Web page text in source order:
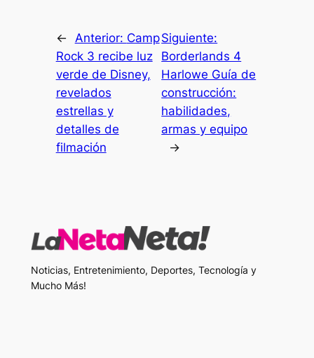
← Anterior: Camp
Rock 3 recibe luz
verde de Disney,
revelados
estrellas y
detalles de
filmación
Siguiente:
Borderlands 4
Harlowe Guía de
construcción:
habilidades,
armas y equipo
→
Noticias, Entretenimiento, Deportes, Tecnología y
Mucho Más!